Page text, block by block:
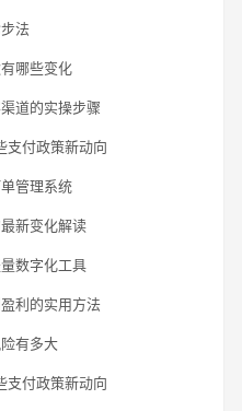
法
哪些变化
道的实操步骤
支付政策新动向
管理系统
新变化解读
数字化工具
利的实用方法
有多大
支付政策新动向